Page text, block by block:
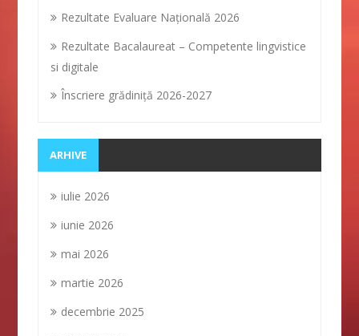
Rezultate Evaluare Naţională 2026
Rezultate Bacalaureat – Competente lingvistice
si digitale
Înscriere grădiniţă 2026-2027
ARHIVE
iulie 2026
iunie 2026
mai 2026
martie 2026
decembrie 2025